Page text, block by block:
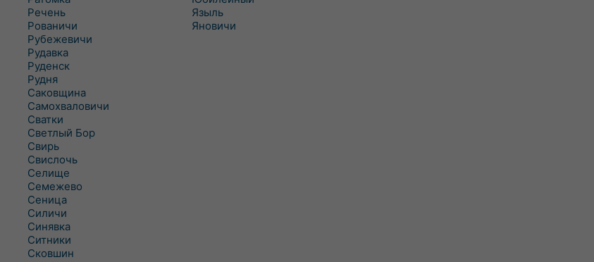
Речень
Рованичи
Рубежевичи
Рудавка
Руденск
Рудня
Саковщина
Самохваловичи
Сватки
Светлый Бор
Свирь
Свислочь
Селище
Семежево
Сеница
Силичи
Синявка
Ситники
Сковшин
Языль
Яновичи